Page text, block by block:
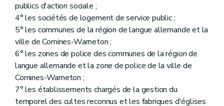
publics d'action sociale ;
4° les sociétés de logement de service public ;
5° les communes de la région de langue allemande et la
ville de Comines-Warneton ;
6° les zones de police des communes de la région de
langue allemande et la zone de police de la ville de
Comines-Warneton ;
7° les établissements chargés de la gestion du
temporel des cultes reconnus et les fabriques d'églises